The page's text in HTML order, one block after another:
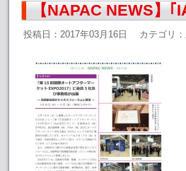
【NAPAC NEWS】
投稿日：2017年03月16日 カテゴリ：